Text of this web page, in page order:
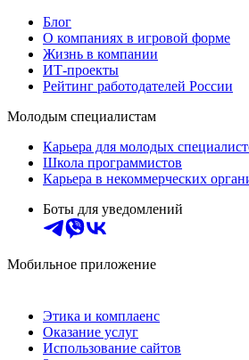
Блог
О компаниях в игровой форме
Жизнь в компании
ИТ-проекты
Рейтинг работодателей России
Молодым специалистам
Карьера для молодых
Школа программистов
Карьера в некоммерческих
Боты для уведомлений
Мобильное приложение
Этика и комплаенс
Оказание услуг
Использование сайтов